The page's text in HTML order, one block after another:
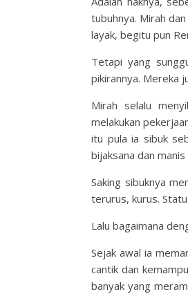
tubuhnya. Mirah
layak, begitu pun
Tetapi yang
pikirannya. Mereka
Mirah selalu
melakukan
itu pula ia sibuk
bijaksana dan
Saking sibuknya
terurus, kurus.
Lalu bagaimana
Sejak awal ia
cantik dan
banyak yang